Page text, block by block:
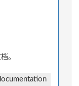
。